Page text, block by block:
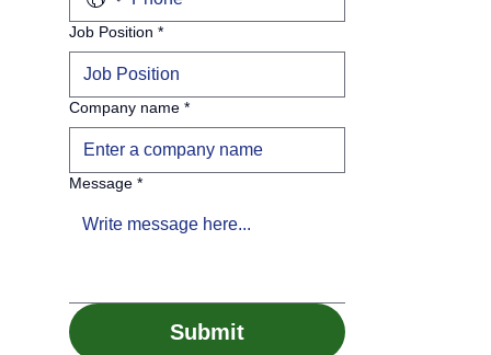
Job Position *
Company name *
Message *
Submit